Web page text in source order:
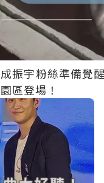
成振宇粉絲準備覺
園區登場！